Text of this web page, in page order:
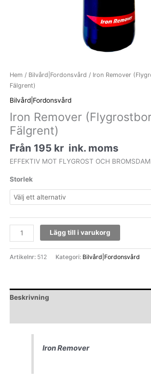
Hem / Bilvård|Fordonsvård / Iron Remover
Fälgrent)
Bilvård|Fordonsvård
Iron Remover
Fälgrent)
Från 195 kr ink. moms
EFFEKTIV MOT FLYGROST OCH
Storlek
Lägg till i varukorg
Artikelnr: 512 Kategori: Bilvård|Fordonsvård
Beskrivning
Iron Remover